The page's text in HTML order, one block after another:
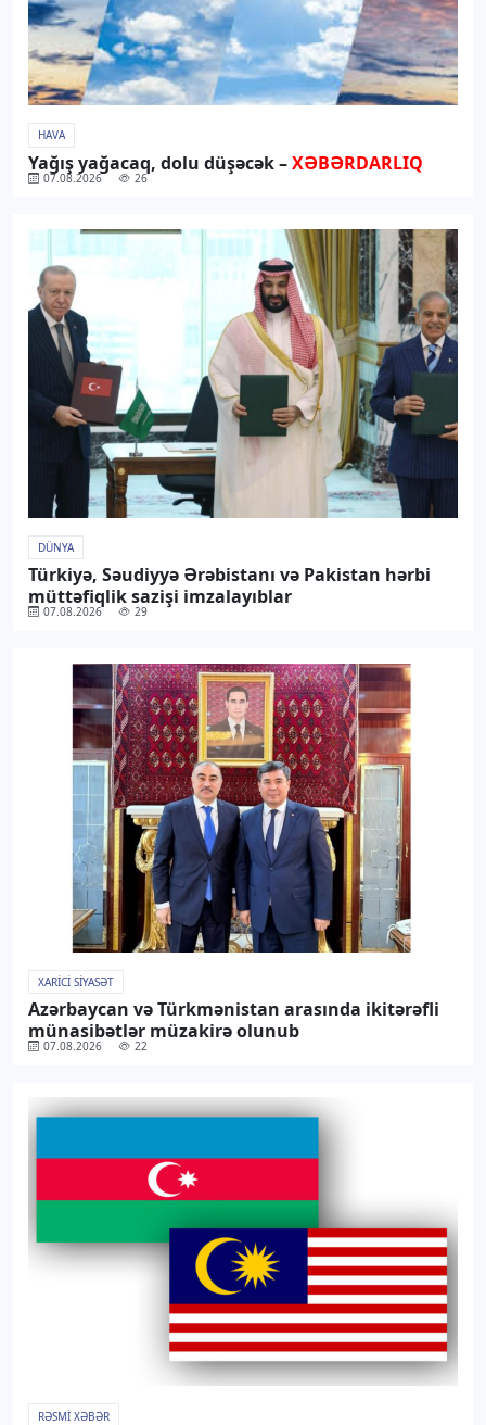
HAVA
Yağış yağacaq, dolu düşəcək –XƏBƏRDARLIQ
07.08.2026 26
DÜNYA
Türkiyə, Səudiyyə Ərəbistanı və Pakistan hərbi
müttəfiqlik sazişi imzalayıblar
07.08.2026 29
XARICI SIYASƏT
Azərbaycan və Türkmənistan arasında ikitərəfli
münasibətlər müzakirə olunub
07.08.2026 22
RƏSMI XƏBƏR